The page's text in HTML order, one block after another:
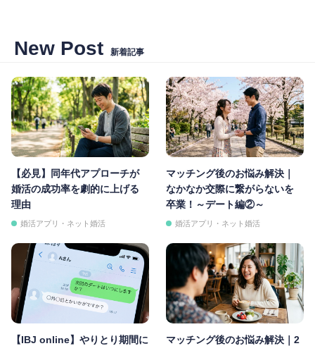
New Post 新着記事
【必見】同年代アプローチが
婚活の成功率を劇的に上げる
理由
婚活アプリ・ネット婚活
マッチング後のお悩み解決｜
なかなか交際に繋がらないを
卒業！～デート編②～
婚活アプリ・ネット婚活
【IBJ online】やりとり期間に
マッチング後のお悩み解決｜2